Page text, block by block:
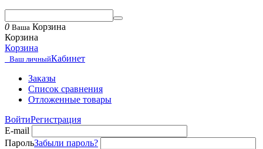
0 Ваша Корзина
Корзина
Корзина
Ваш личныйКабинет
Заказы
Список сравнения
Отложенные товары
ВойтиРегистрация
E-mail
ПарольЗабыли пароль?